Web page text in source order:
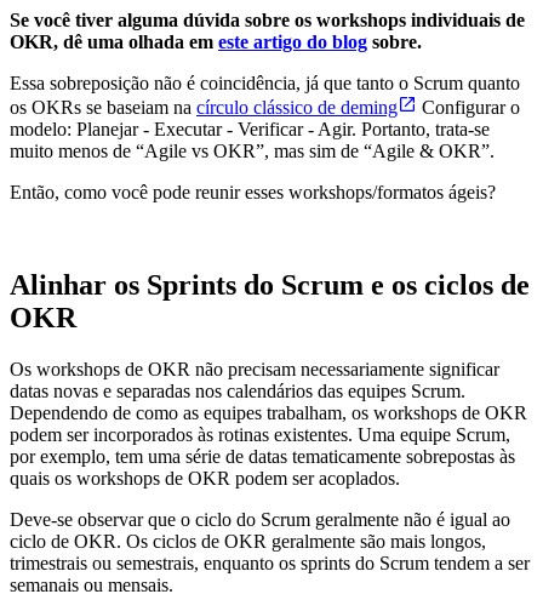
Se você tiver alguma dúvida sobre os workshops individuais de
OKR, dê uma olhada em este artigo do blog sobre.
Essa sobreposição não é coincidência, já que tanto o Scrum quanto
os OKRs se baseiam na círculo clássico de deming
Configurar o
modelo: Planejar - Executar - Verificar - Agir. Portanto, trata-se
muito menos de “Agile vs OKR”, mas sim de “Agile & OKR”.
Então, como você pode reunir esses workshops/formatos ágeis?
Alinhar os Sprints do Scrum e os ciclos de
OKR
Os workshops de OKR não precisam necessariamente significar
datas novas e separadas nos calendários das equipes Scrum.
Dependendo de como as equipes trabalham, os workshops de OKR
podem ser incorporados às rotinas existentes. Uma equipe Scrum,
por exemplo, tem uma série de datas tematicamente sobrepostas às
quais os workshops de OKR podem ser acoplados.
Deve-se observar que o ciclo do Scrum geralmente não é igual ao
ciclo de OKR. Os ciclos de OKR geralmente são mais longos,
trimestrais ou semestrais, enquanto os sprints do Scrum tendem a ser
semanais ou mensais.